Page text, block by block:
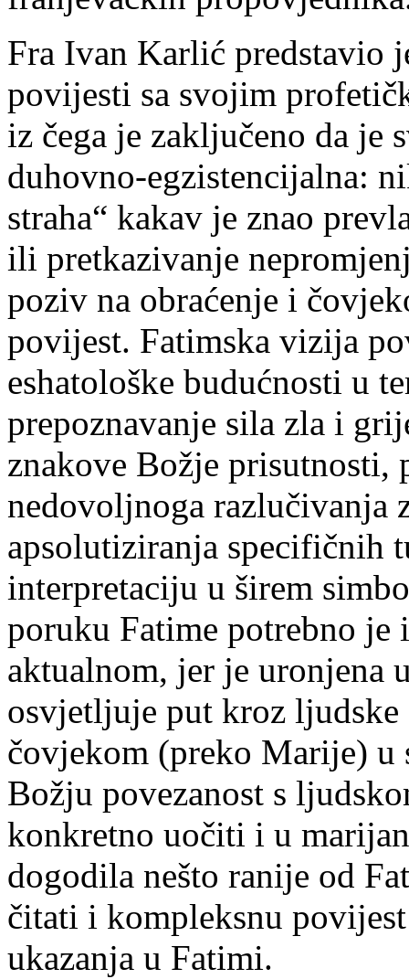
Fra Ivan Karlić predstavio
povijesti sa svojim
iz čega je zaključeno da je
duhovno-egzistencijalna:
straha“ kakav je znao
ili pretkazivanje
poziv na obraćenje i
povijest. Fatimska vizija
eshatološke budućnosti u
prepoznavanje sila zla i
znakove Božje prisutnosti,
nedovoljnoga razlučivanja
apsolutiziranja specifičnih
interpretaciju u širem
poruku Fatime potrebno
aktualnom, jer je uronjena
osvjetljuje put kroz ljudske
čovjekom (preko Marije) u
Božju povezanost s
konkretno uočiti i u
dogodila nešto ranije od
čitati i kompleksnu
ukazanja u Fatimi.